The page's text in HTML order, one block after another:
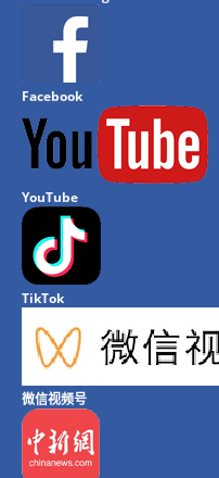
Facebook
YouTube
TikTok
微信视频号